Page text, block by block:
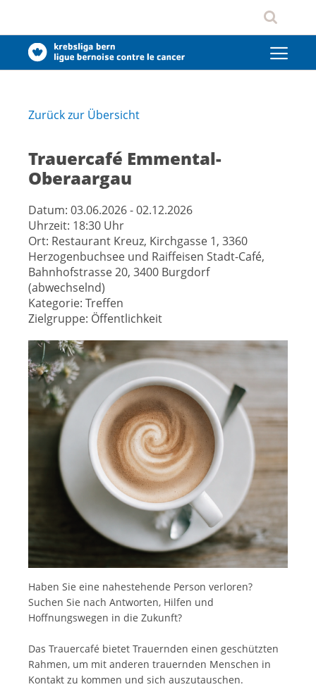
Zurück zur Übersicht
Trauercafé Emmental-
Oberaargau
Datum: 03.06.2026 - 02.12.2026
Uhrzeit: 18:30 Uhr
Ort: Restaurant Kreuz, Kirchgasse 1, 3360
Herzogenbuchsee und Raiffeisen Stadt-Café,
Bahnhofstrasse 20, 3400 Burgdorf
(abwechselnd)
Kategorie: Treffen
Zielgruppe: Öffentlichkeit
Haben Sie eine nahestehende Person verloren?
Suchen Sie nach Antworten, Hilfen und
Hoffnungswegen in die Zukunft?
Das Trauercafé bietet Trauernden einen geschützten
Rahmen, um mit anderen trauernden Menschen in
Kontakt zu kommen und sich auszutauschen.